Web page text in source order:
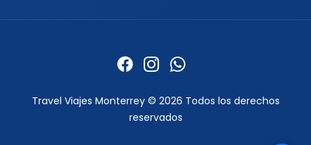
Travel Viajes Monterrey © 2026 Todos los derechos
reservados